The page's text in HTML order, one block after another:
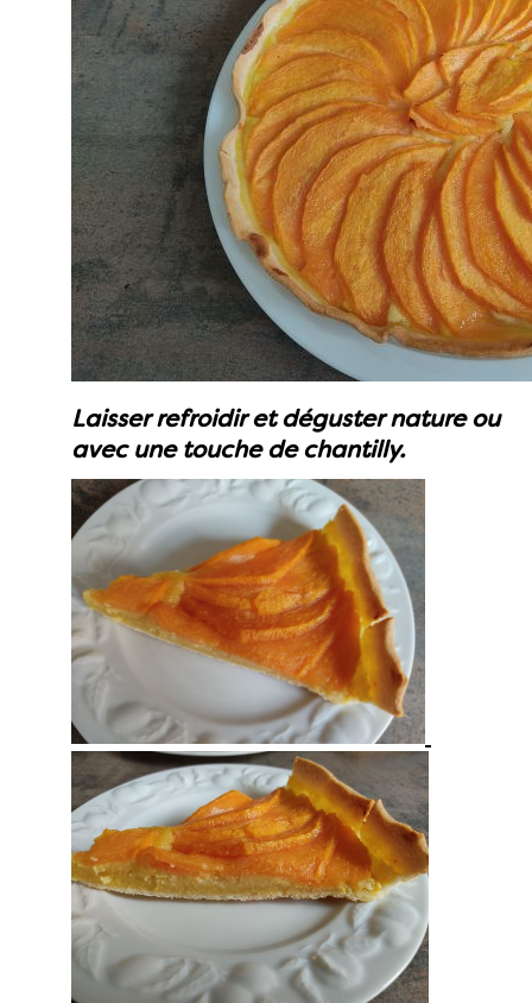
Laisser refroidir et déguster nature ou
avec une touche de chantilly.